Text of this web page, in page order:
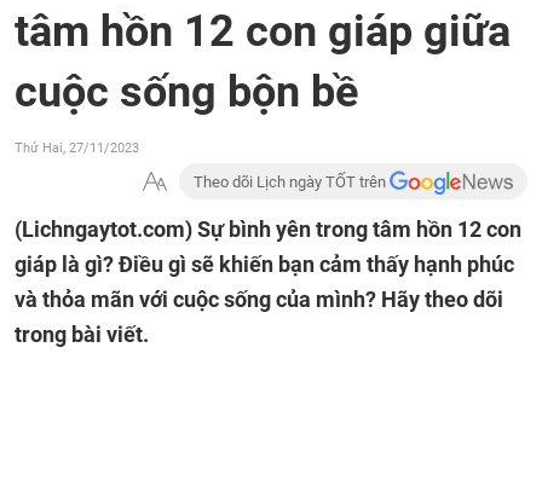
tâm hồn 12 con giáp giữa
cuộc sống bộn bề
Thứ Hai, 27/11/2023
Theo dõi Lịch ngày TỐT trên
(Lichngaytot.com)Sự bình yên trong tâm hồn 12 con
giáp là gì? Điều gì sẽ khiến bạn cảm thấy hạnh phúc
và thỏa mãn với cuộc sống của mình? Hãy theo dõi
trong bài viết.